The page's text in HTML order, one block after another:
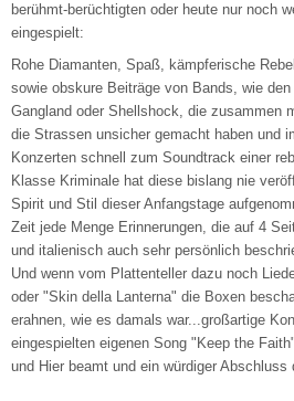
berühmt-berüchtigten oder heute nur noch
eingespielt:
Rohe Diamanten, Spaß, kämpferische
sowie obskure Beiträge von Bands, wie
Gangland oder Shellshock, die zusammen
die Strassen unsicher gemacht haben und
Konzerten schnell zum Soundtrack einer
Klasse Kriminale hat diese bislang nie
Spirit und Stil dieser Anfangstage
Zeit jede Menge Erinnerungen, die auf 4
und italienisch auch sehr persönlich
Und wenn vom Plattenteller dazu noch
oder "Skin della Lanterna" die Boxen
erahnen, wie es damals war...großartige
eingespielten eigenen Song "Keep the
und Hier beamt und ein würdiger Abschluss